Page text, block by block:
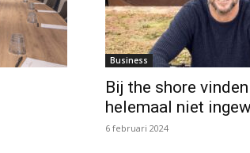
Business
Bij the shore
helemaal niet
6 februari 2024